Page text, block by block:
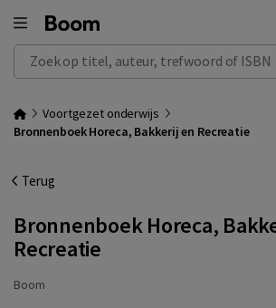
Zoek op titel, auteur, trefwoord of ISBN
Voortgezet onderwijs
Bronnenboek Horeca, Bakkerij en Recreatie
Terug
Bronnenboek Horeca,
Recreatie
Boom